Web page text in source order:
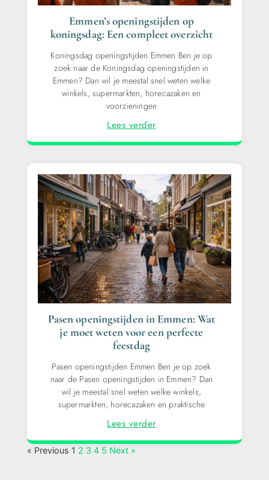
Emmen’s openingstijden op
koningsdag: Een compleet overzicht
Koningsdag openingstijden Emmen Ben je op
zoek naar de Koningsdag openingstijden in
Emmen? Dan wil je meestal snel weten welke
winkels, supermarkten, horecazaken en
voorzieningen
Lees verder
Pasen openingstijden in Emmen: Wat
je moet weten voor een perfecte
feestdag
Pasen openingstijden Emmen Ben je op zoek
naar de Pasen openingstijden in Emmen? Dan
wil je meestal snel weten welke winkels,
supermarkten, horecazaken en praktische
Lees verder
« Previous 1 2 3 4 5 Next »